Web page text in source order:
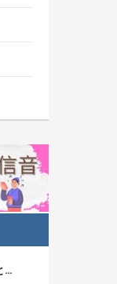
M!LK – 罪と罰と雨とキス